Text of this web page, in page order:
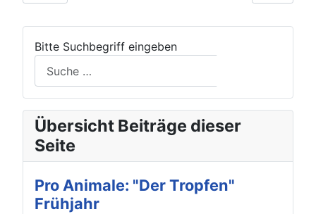
Bitte Suchbegriff eingeben
Übersicht Beiträge dieser
Seite
Pro Animale: "Der Tropfen"
Frühjahr